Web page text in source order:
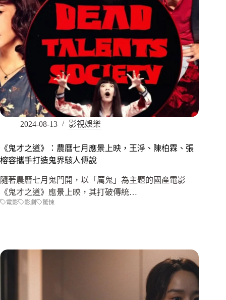
2024-08-13 影視娛樂
《鬼才之道》：農曆七月應景上映，王淨、陳柏霖、張
榕容攜手打造鬼界駭人傳說
隨著農曆七月鬼門開，以「厲鬼」為主題的國產電影
《鬼才之道》應景上映，其打破傳統…
電影 影劇 驚悚